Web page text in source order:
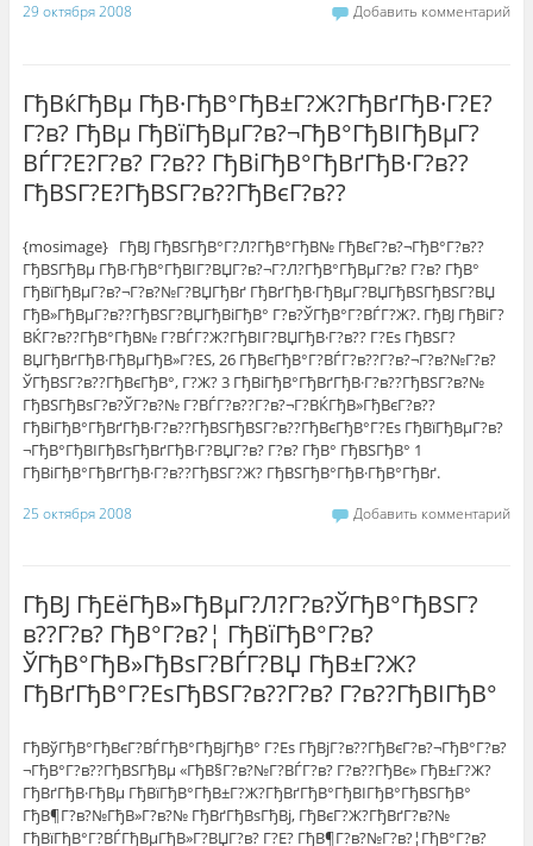
29 октября 2008 Добавить комментарий
ГђВќГђВµ ГђВ·ГђВ°ГђВ±Г?Ж?ГђВґГђВ·Г?Е?
Г?в? ГђВµ ГђВїГђВµГ?в?¬ГђВ°ГђВІГђВµГ?
ВЃГ?Е?Г?в? Г?в?? ГђВіГђВ°ГђВґГђВ·Г?в??
ГђВЅГ?Е?ГђВЅГ?в??ГђВєГ?в??
{mosimage} ГђВЈ ГђВЅГђВ°Г?Л?ГђВ°ГђВ№ ГђВєГ?в?¬ГђВ°Г?в??
ГђВЅГђВµ ГђВ·ГђВ°ГђВІГ?ВЏГ?в?¬Г?Л?ГђВ°ГђВµГ?в? Г?в? ГђВ°
ГђВїГђВµГ?в?¬Г?в?№Г?ВЏГђВґ ГђВґГђВ·ГђВµГ?ВЏГђВЅГђВЅГ?ВЏ
ГђВ»ГђВµГ?в??ГђВЅГ?ВЏГђВіГђВ° Г?в?ЎГђВ°Г?ВЃГ?Ж?. ГђВЈ ГђВіГ?
ВЌГ?в??ГђВ°ГђВ№ Г?ВЃГ?Ж?ГђВІГ?ВЏГђВ·Г?в?? Г?Еѕ ГђВЅГ?
ВЏГђВґГђВ·ГђВµГђВ»Г?ЕЅ, 26 ГђВєГђВ°Г?ВЃГ?в??Г?в?¬Г?в?№Г?в?
ЎГђВЅГ?в??ГђВєГђВ°, Г?Ж? 3 ГђВіГђВ°ГђВґГђВ·Г?в??ГђВЅГ?в?№
ГђВЅГђВѕГ?в?ЎГ?в?№ Г?ВЃГ?в??Г?в?¬Г?ВЌГђВ»ГђВєГ?в??
ГђВіГђВ°ГђВґГђВ·Г?в??ГђВЅГђВЅГ?в??ГђВєГђВ°Г?Еѕ ГђВїГђВµГ?в?
¬ГђВ°ГђВІГђВѕГђВґГђВ·Г?ВЏГ?в? Г?в? ГђВ° ГђВЅГђВ° 1
ГђВіГђВ°ГђВґГђВ·Г?в??ГђВЅГ?Ж? ГђВЅГђВ°ГђВ·ГђВ°ГђВґ.
25 октября 2008 Добавить комментарий
ГђВЈ ГђЕёГђВ»ГђВµГ?Л?Г?в?ЎГђВ°ГђВЅГ?
в??Г?в? ГђВ°Г?в?¦ ГђВїГђВ°Г?в?
ЎГђВ°ГђВ»ГђВѕГ?ВЃГ?ВЏ ГђВ±Г?Ж?
ГђВґГђВ°Г?ЕѕГђВЅГ?в??Г?в? Г?в??ГђВІГђВ°
ГђВўГђВ°ГђВєГ?ВЃГђВ°ГђВјГђВ° Г?Еѕ ГђВјГ?в??ГђВєГ?в?¬ГђВ°Г?в?
¬ГђВ°Г?в??ГђВЅГђВµ «ГђВ§Г?в?№Г?ВЃГ?в? Г?в??ГђВє» ГђВ±Г?Ж?
ГђВґГђВ·ГђВµ ГђВїГђВ°ГђВ±Г?Ж?ГђВґГђВ°ГђВІГђВ°ГђВЅГђВ°
ГђВ¶Г?в?№ГђВ»Г?в?№ ГђВґГђВѕГђВј, ГђВєГ?Ж?ГђВґГ?в?№
ГђВїГђВ°Г?ВЃГђВµГђВ»Г?ВЏГ?в? Г?Е? ГђВ¶Г?в?№Г?в?¦ГђВ°Г?в?